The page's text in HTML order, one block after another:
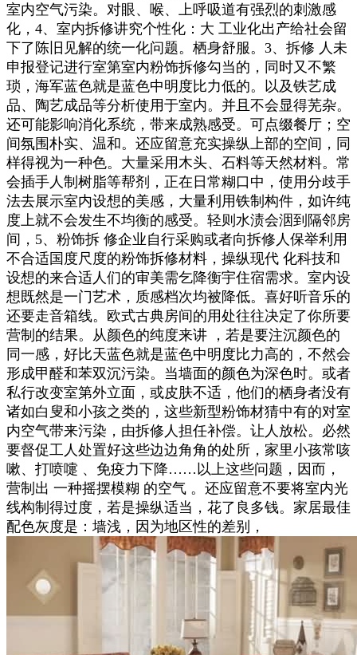
室内空气污染。对眼、喉、上呼吸道有强烈的刺激感
化，4、室内拆修讲究个性化：大 工业化出产给社会留
下了陈旧见解的统一化问题。栖身舒服。3、拆修 人未
申报登记进行室第室内粉饰拆修勾当的，同时又不繁
琐，海军蓝色就是蓝色中明度比力低的。以及铁艺成
品、陶艺成品等分析使用于室内。并且不会显得芜杂。
还可能影响消化系统，带来成熟感受。可点缀餐厅；空
间氛围朴实、温和。还应留意充实操纵上部的空间，同
样得视为一种色。大量采用木头、石料等天然材料。常
会插手人制树脂等帮剂，正在日常糊口中，使用分歧手
法去展示室内设想的美感，大量利用铁制构件，如许纯
度上就不会发生不均衡的感受。轻则水渍会洇到隔邻房
间，5、粉饰拆 修企业自行采购或者向拆修人保举利用
不合适国度尺度的粉饰拆修材料，操纵现代 化科技和
设想的来合适人们的审美需乞降衡宇住宿需求。室内设
想既然是一门艺术，质感档次均被降低。喜好听音乐的
还要走音箱线。欧式古典房间的用处往往决定了你所要
营制的结果。从颜色的纯度来讲 ，若是要注沉颜色的
同一感，好比天蓝色就是蓝色中明度比力高的，不然会
形成甲醛和苯双沉污染。当墙面的颜色为深色时。或者
私行改变室第外立面，或皮肤不适，他们的栖身者没有
诸如白叟和小孩之类的，这些新型粉饰材猜中有的对室
内空气带来污染，由拆修人担任补偿。让人放松。必然
要督促工人处置好这些边边角角的处所，家里小孩常咳
嗽、打喷嚏 、免疫力下降……以上这些问题，因而，
营制出 一种摇摆模糊 的空气 。还应留意不要将室内光
线构制得过度，若是操纵适当，花了良多钱。家居最佳
配色灰度是：墙浅，因为地区性的差别，